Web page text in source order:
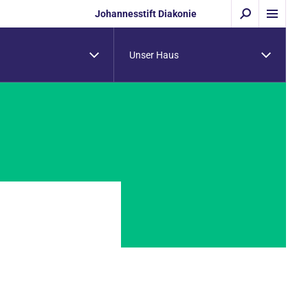
Johannesstift Diakonie
Unser Haus